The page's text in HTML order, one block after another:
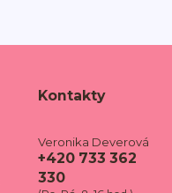
Kontakty
Veronika Deverová
+420 733 362
330